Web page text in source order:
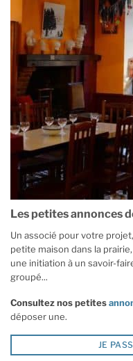
Les petites annonces
Un associé pour votre
petite maison dans la
une initiation à un savoir-
groupé...
Consultez nos petites
déposer une.
JE